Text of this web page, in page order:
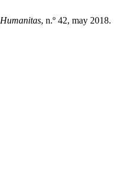
Humanitas, n.º 42, may 2018.